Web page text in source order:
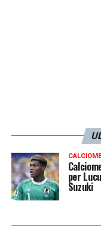
per
Suzuki